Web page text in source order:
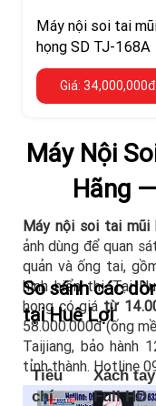
Máy nội soi tai
họng SD TJ-168A
Giá: 34,000,000đ
Máy Nội
Hãng
Máy nội soi tai mũi
ảnh dùng để quan
quản và ống tai,
hình hiển thị. Tại
họng có giá từ
58.000.000đ (ống
Taijiang, bảo hành
tỉnh thành. Hotline
So sánh các
tại Huê Lợi
Tiêu
chí
Xách tay
Full HD